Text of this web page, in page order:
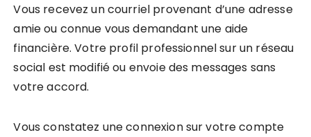
Vous recevez un courriel provenant d’une adresse
amie ou connue vous demandant une aide
financière. Votre profil professionnel sur un réseau
social est modifié ou envoie des messages sans
votre accord.
Vous constatez une connexion sur votre compte